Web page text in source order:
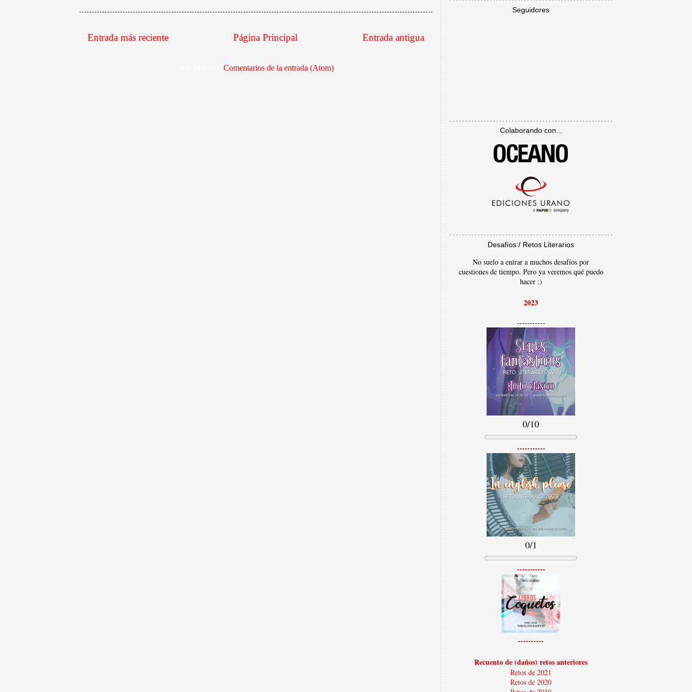
Entrada más reciente Entrada antigua
Página Principal
Comentarios de la entrada (Atom)
Seguidores
Colaborando con...
Desafíos / Retos Literarios
No suelo a entrar a muchos desafíos por
cuestiones de tiempo. Pero ya veremos qué puedo
hacer :)
2023
-----------
0/10
-----------
0/1
-----------
----------
Recuento de (daños) retos anteriores
Retos de 2021
Retos de 2020